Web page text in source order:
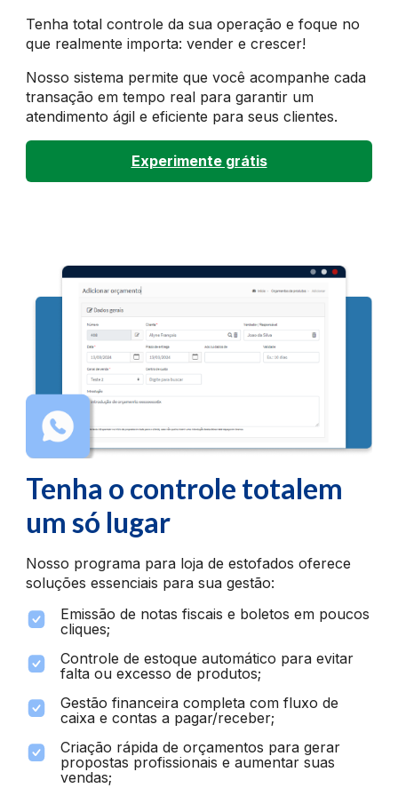
Tenha total controle da sua operação e foque no
que realmente importa: vender e crescer!
Nosso sistema permite que você acompanhe cada
transação em tempo real para garantir um
atendimento ágil e eficiente para seus clientes.
Experimente grátis
Tenha o controle totalem
um só lugar
Nosso programa para loja de estofados oferece
soluções essenciais para sua gestão:
Emissão de notas fiscais e boletos em poucos
cliques;
Controle de estoque automático para evitar
falta ou excesso de produtos;
Gestão financeira completa com fluxo de
caixa e contas a pagar/receber;
Criação rápida de orçamentos para gerar
propostas profissionais e aumentar suas
vendas;